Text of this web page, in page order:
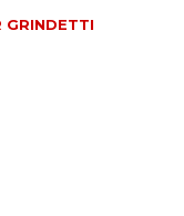
GRINDETTI